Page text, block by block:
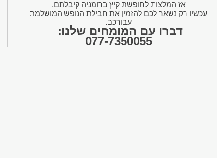
אז המלצות לחופשת קיץ ברומניה קיבלתם,
עכשיו רק נשאר לכם להזמין את חבילת הנופש המושלמת
עבורכם.
דברו עם המומחים שלנו:
077-7350055